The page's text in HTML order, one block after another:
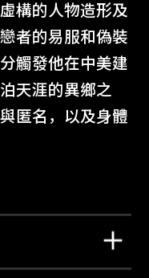
構的人物造形及
者的易服和偽裝
觸發他在中美建
天涯的異鄉之
匿名，以及身體